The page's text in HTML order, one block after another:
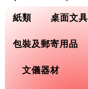
紙類 桌面文具
包裝及郵寄用品
文儀器材